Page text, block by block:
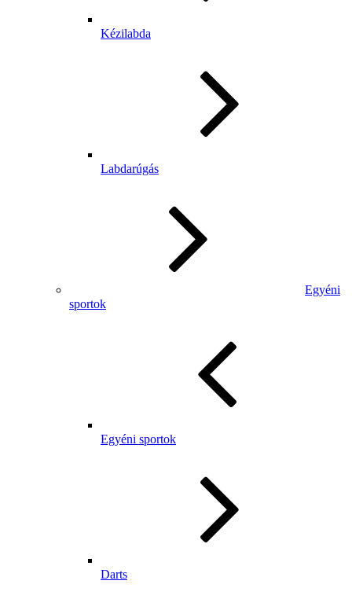
Kézilabda
Labdarúgás
Egyéni
sportok
Egyéni sportok
Darts